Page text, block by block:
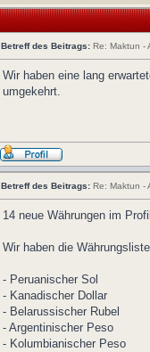
Betreff des Beitrags: Re: Maktun -
Wir haben eine lang
umgekehrt.
Betreff des Beitrags: Re: Maktun -
14 neue Währungen im Profil
Wir haben die
- Peruanischer Sol
- Kanadischer Dollar
- Belarussischer Rubel
- Argentinischer Peso
- Kolumbianischer Peso